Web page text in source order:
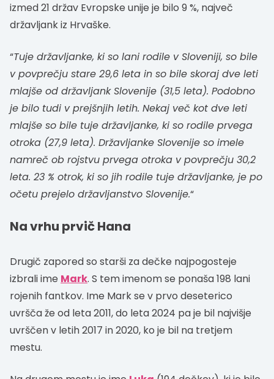
izmed 21 držav Evropske unije je bilo 9 %, največ
državljank iz Hrvaške.
“Tuje državljanke, ki so lani rodile v Sloveniji, so bile
v povprečju stare 29,6 leta in so bile skoraj dve leti
mlajše od državljank Slovenije (31,5 leta). Podobno
je bilo tudi v prejšnjih letih. Nekaj več kot dve leti
mlajše so bile tuje državljanke, ki so rodile prvega
otroka (27,9 leta). Državljanke Slovenije so imele
namreč ob rojstvu prvega otroka v povprečju 30,2
leta. 23 % otrok, ki so jih rodile tuje državljanke, je po
očetu prejelo državljanstvo Slovenije.“
Na vrhu prvič Hana
Drugič zapored so starši za dečke najpogosteje
izbrali ime Mark. S tem imenom se ponaša 198 lani
rojenih fantkov. Ime Mark se v prvo deseterico
uvršča že od leta 2011, do leta 2024 pa je bil najvišje
uvrščen v letih 2017 in 2020, ko je bil na tretjem
mestu.